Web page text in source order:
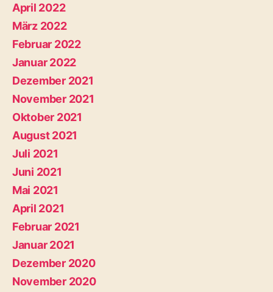
April 2022
März 2022
Februar 2022
Januar 2022
Dezember 2021
November 2021
Oktober 2021
August 2021
Juli 2021
Juni 2021
Mai 2021
April 2021
Februar 2021
Januar 2021
Dezember 2020
November 2020